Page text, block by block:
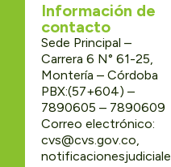
Información de
contacto
Sede Principal –
Carrera 6 N° 61-25,
Montería – Córdoba
PBX:(57+604) –
7890605 – 7890609
Correo electrónico:
cvs@cvs.gov.co,